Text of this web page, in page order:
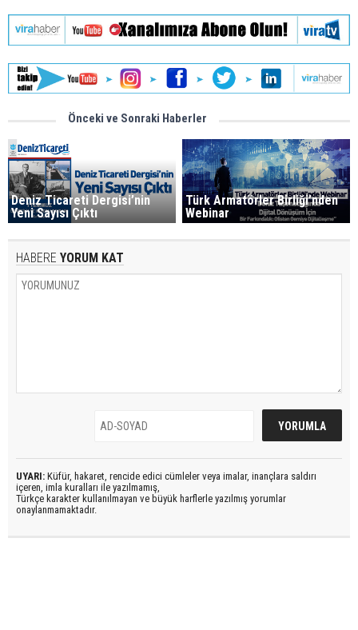
Önceki ve Sonraki Haberler
Deniz Ticareti Dergisi’nin
Yeni Sayısı Çıktı
Türk Armatörler Birliği’nden
Webinar
HABERE YORUM KAT
UYARI: Küfür, hakaret, rencide edici cümleler veya imalar, inançlara saldırı
içeren, imla kuralları ile yazılmamış,
Türkçe karakter kullanılmayan ve büyük harflerle yazılmış yorumlar
onaylanmamaktadır.